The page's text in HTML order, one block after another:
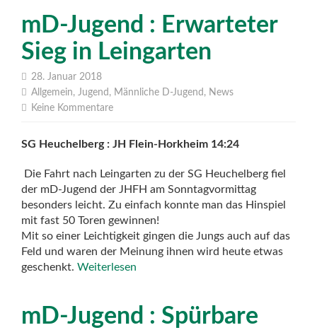
mD-Jugend : Erwarteter
Sieg in Leingarten
28. Januar 2018
Allgemein, Jugend , Männliche D-Jugend , News
Keine Kommentare
SG Heuchelberg : JH Flein-Horkheim 14:24
Die Fahrt nach Leingarten zu der SG Heuchelberg fiel
der mD-Jugend der JHFH am Sonntagvormittag
besonders leicht. Zu einfach konnte man das Hinspiel
mit fast 50 Toren gewinnen!
Mit so einer Leichtigkeit gingen die Jungs auch auf das
Feld und waren der Meinung ihnen wird heute etwas
geschenkt. Weiterlesen
mD-Jugend : Spürbare